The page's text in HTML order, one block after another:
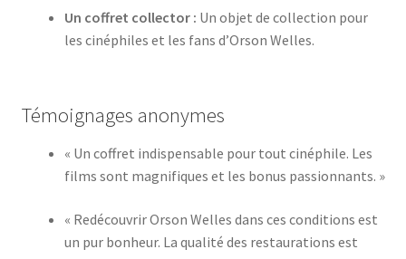
Un coffret collector : Un objet de collection pour
les cinéphiles et les fans d’Orson Welles.
Témoignages anonymes
« Un coffret indispensable pour tout cinéphile. Les
films sont magnifiques et les bonus passionnants. »
« Redécouvrir Orson Welles dans ces conditions est
un pur bonheur. La qualité des restaurations est